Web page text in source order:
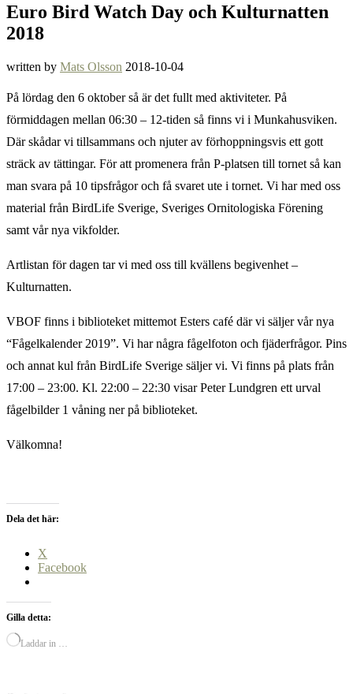
Euro Bird Watch Day och Kulturnatten
2018
written by Mats Olsson 2018-10-04
På lördag den 6 oktober så är det fullt med aktiviteter. På
förmiddagen mellan 06:30 – 12-tiden så finns vi i Munkahusviken.
Där skådar vi tillsammans och njuter av förhoppningsvis ett gott
sträck av tättingar. För att promenera från P-platsen till tornet så kan
man svara på 10 tipsfrågor och få svaret ute i tornet. Vi har med oss
material från BirdLife Sverige, Sveriges Ornitologiska Förening
samt vår nya vikfolder.
Artlistan för dagen tar vi med oss till kvällens begivenhet –
Kulturnatten.
VBOF finns i biblioteket mittemot Esters café där vi säljer vår nya
“Fågelkalender 2019”. Vi har några fågelfoton och fjäderfrågor. Pins
och annat kul från BirdLife Sverige säljer vi. Vi finns på plats från
17:00 – 23:00. Kl. 22:00 – 22:30 visar Peter Lundgren ett urval
fågelbilder 1 våning ner på biblioteket.
Välkomna!
Dela det här:
X
Facebook
Gilla detta:
Laddar in …